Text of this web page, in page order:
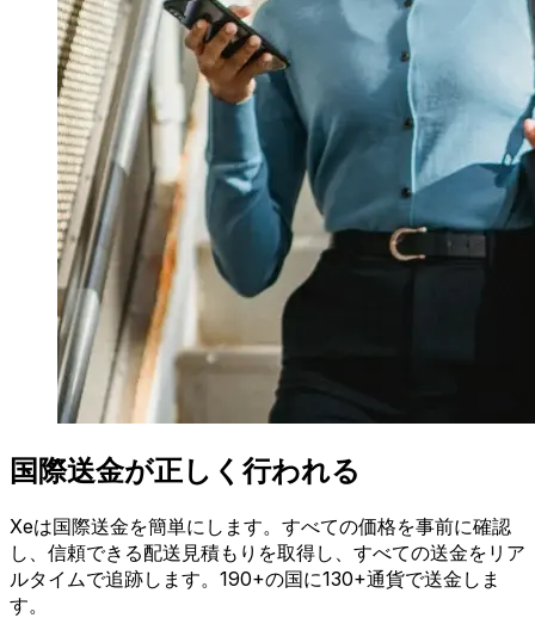
国際送金が正しく行われる
Xeは国際送金を簡単にします。すべての価格を事前に確認
し、信頼できる配送見積もりを取得し、すべての送金をリア
ルタイムで追跡します。190+の国に130+通貨で送金しま
す。